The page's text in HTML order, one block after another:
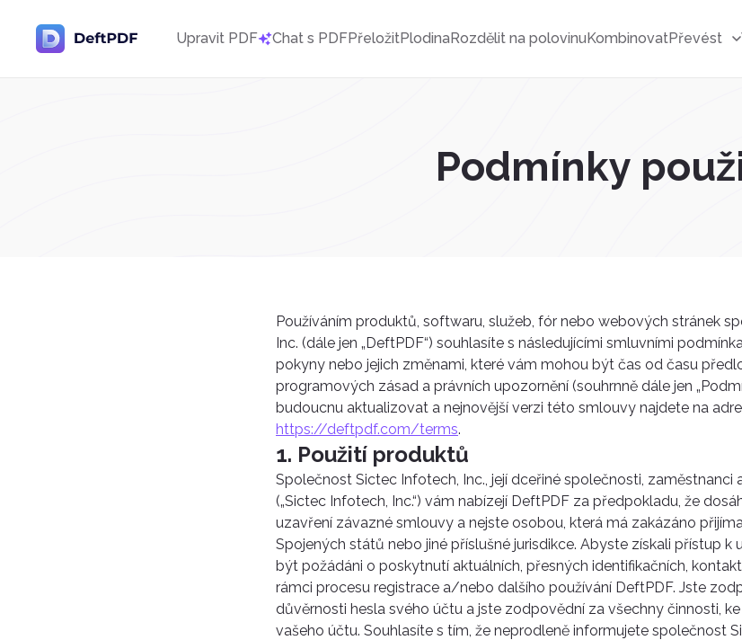
Upravit PDF Chat s PDFPřeložitPlodinaRozdělit na polovinuKombinovatPřevést
Podmínky
Používáním produktů, softwaru, služeb, fór nebo webových stránek
Inc. (dále jen „DeftPDF“) souhlasíte s následujícími smluvními
pokyny nebo jejich změnami, které vám mohou být čas od času
programových zásad a právních upozornění (souhrnně dále jen
budoucnu aktualizovat a nejnovější verzi této smlouvy najdete na
https://deftpdf.com/terms.
1. Použití produktů
Společnost Sictec Infotech, Inc., její dceřiné společnosti, zaměstnanci
(„Sictec Infotech, Inc.“) vám nabízejí DeftPDF za předpokladu, že
uzavření závazné smlouvy a nejste osobou, která má zakázáno
Spojených států nebo jiné příslušné jurisdikce. Abyste získali přístup
být požádáni o poskytnutí aktuálních, přesných identifikačních,
rámci procesu registrace a/nebo dalšího používání DeftPDF. Jste
důvěrnosti hesla svého účtu a jste zodpovědní za všechny činnosti,
vašeho účtu. Souhlasíte s tím, že neprodleně informujete společnost